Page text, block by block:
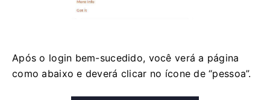
Após o login bem-sucedido, você verá a página
como abaixo e deverá clicar no ícone de “pessoa”.